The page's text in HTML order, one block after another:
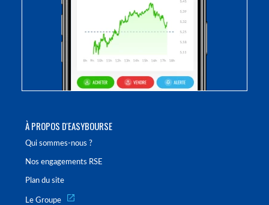
À PROPOS D'EASYBOURSE
Qui sommes-nous ?
Nos engagements RSE
Plan du site
Le Groupe